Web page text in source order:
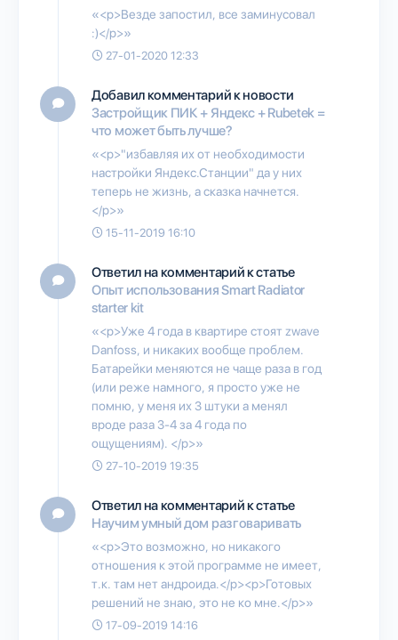
«<p>Везде запостил, все заминусовал
:)</p>»
27-01-2020 12:33
Добавил комментарий к новости
Застройщик ПИК + Яндекс + Rubetek =
что может быть лучше?
«<p>"избавляя их от необходимости
настройки Яндекс.Станции" да у них
теперь не жизнь, а сказка начнется.
</p>»
15-11-2019 16:10
Ответил на комментарий к статье
Опыт использования Smart Radiator
starter kit
«<p>Уже 4 года в квартире стоят zwave
Danfoss, и никаких вообще проблем.
Батарейки меняются не чаще раза в год
(или реже намного, я просто уже не
помню, у меня их 3 штуки а менял
вроде раза 3-4 за 4 года по
ощущениям). </p>»
27-10-2019 19:35
Ответил на комментарий к статье
Научим умный дом разговаривать
«<p>Это возможно, но никакого
отношения к этой программе не имеет,
т.к. там нет андроида.</p><p>Готовых
решений не знаю, это не ко мне.</p>»
17-09-2019 14:16